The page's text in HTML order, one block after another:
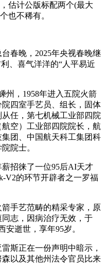
估计公版标配两个(最大
也不稀有。
春晚，2025年央视春晚继
、喜气洋洋的“人平易近
，1958年进入五院火箭
四室手艺员、组长，固体
任，第七机械工业部四院
空）工业部四院院长，航
团、中国航天科工集团科
院士。
招徕了一位95后AI天才
V2的环节开辟者之一罗福
手艺范畴的精采专家，原
志，因病治疗无效，于
安逝世，享年95岁。
正在一份声明中暗示，
以及其他州法令官员比来